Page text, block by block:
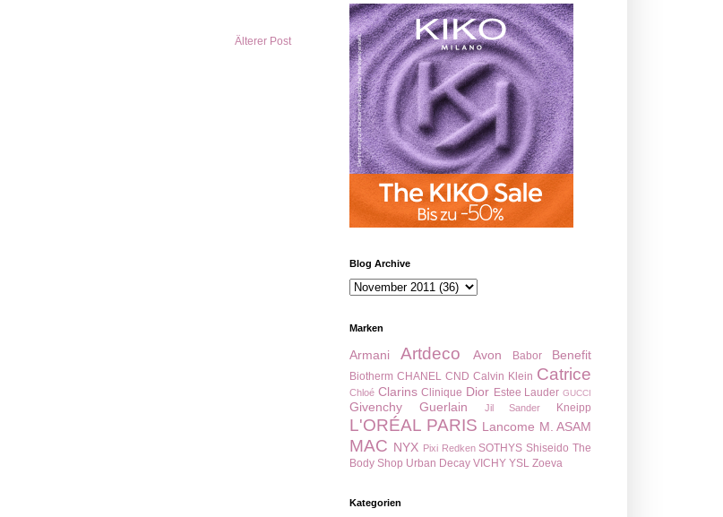
Älterer Post
Blog Archive
Marken
Armani Artdeco Avon Babor Benefit
Biotherm CHANEL CND Calvin Klein Catrice
Chloé Clarins Clinique Dior Estee Lauder GUCCI
Givenchy Guerlain Jil Sander Kneipp
L'ORÉAL PARIS Lancome M. ASAM
MAC NYX Pixi Redken SOTHYS Shiseido The
Body Shop Urban Decay VICHY YSL Zoeva
Kategorien